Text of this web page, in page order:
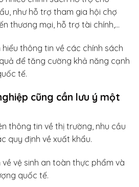
như hỗ trợ tham gia hội chợ
thương mại, hỗ trợ tài chính,…
thông tin về các chính sách
để tăng cường khả năng cạnh
tế.
cũng cần lưu ý một
thông tin về thị trường, nhu cầu
quy định về xuất khẩu.
vệ sinh an toàn thực phẩm và
quốc tế.